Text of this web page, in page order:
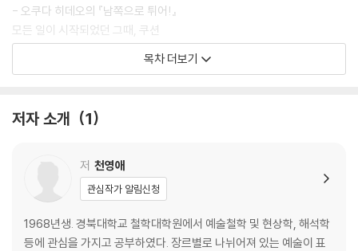
- 오쿠다 히데오의 『남쪽으로 튀어!』
모든 일이 시작되었던 그때, 쿠션
- 미켈라 무르지아의 『아카바도라』
존재와 무의 세계를 열어가는, 열쇠
- 카를로 진즈부르크의 『치즈와 구더기』
- 엔리코 이안니엘로의 『원더풀 이시도로, 원더풀 라이프』
혼자서 행복하면 불행한 인간이 된다는 것, 페스트
- 알베르 카뮈의 『페스트』
시선
목차 더보기
저자 소개 1
저 천영애
관심작가 알림신청
1968년생. 경북대학교 철학대학원에서 예술철학 및 현상학, 해석학
등에 관심을 가지고 공부하였다. 장르별로 나뉘어져 있는 예술이 표